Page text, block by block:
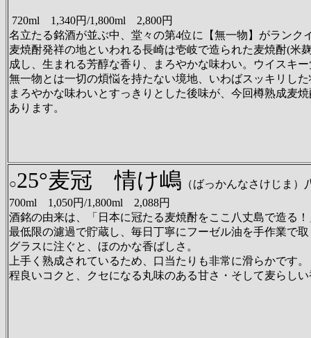
720ml 1,340円/1,800ml 2,800円
名立たる銘酒が並ぶ中、堂々の第4位に【無一物】がランク
麦焼酎発祥の地といわれる長崎は壱岐で造られた麦焼酎(米
成し、生まれる芳醇な香り、まろやかな味わい。ウイスキ
無一物とは一切の煩悩を持たない境地、いわばスッキリし
まろやかな味わいとすっきりとした後味が、今回樽熟成
あります。
○25°麦冠 情け嶋 （ばっかんなさけじま）
700ml 1,050円/1,800ml 2,088円
酒銘の由来は、「日本に冠たる麦焼酎をここ八丈島で造る
最低限の濾過で貯蔵し、毎日丁寧にフーゼル油を手作業で
グラスに注ぐと、ほのかな香ばしさ。
上手く熟成されているため、口当たりも非常に滑らかです。
程良いコクと、クセになる丸味のある甘さ・そして麦らし